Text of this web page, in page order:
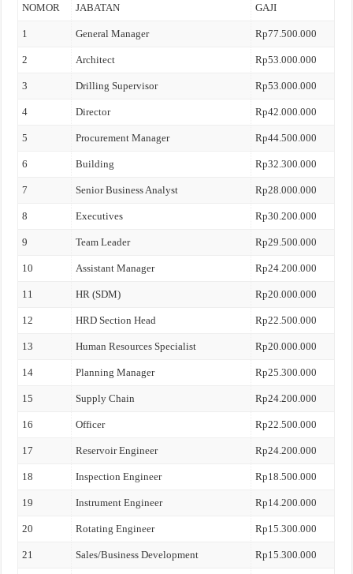
NOMOR JABATAN GAJI
1 General Manager Rp77.500.000
2 Architect Rp53.000.000
3 Drilling Supervisor Rp53.000.000
4 Director Rp42.000.000
5 Procurement Manager Rp44.500.000
6 Building Rp32.300.000
7 Senior Business Analyst Rp28.000.000
8 Executives Rp30.200.000
9 Team Leader Rp29.500.000
10 Assistant Manager Rp24.200.000
11 HR (SDM) Rp20.000.000
12 HRD Section Head Rp22.500.000
13 Human Resources Specialist Rp20.000.000
14 Planning Manager Rp25.300.000
15 Supply Chain Rp24.200.000
16 Officer Rp22.500.000
17 Reservoir Engineer Rp24.200.000
18 Inspection Engineer Rp18.500.000
19 Instrument Engineer Rp14.200.000
20 Rotating Engineer Rp15.300.000
21 Sales/Business Development Rp15.300.000